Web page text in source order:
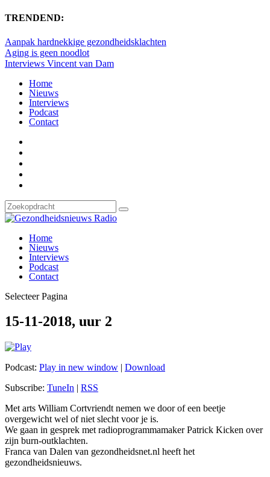
TRENDEND:
Aanpak hardnekkige gezondheidsklachten
Aging is geen noodlot
Interviews Vincent van Dam
Home
Nieuws
Interviews
Podcast
Contact
Home
Nieuws
Interviews
Podcast
Contact
Selecteer Pagina
15-11-2018, uur 2
Podcast: Play in new window | Download
Subscribe: TuneIn | RSS
Met arts William Cortvriendt nemen we door of een beetje
overgewicht wel of niet slecht voor je is.
We gaan in gesprek met radioprogrammamaker Patrick Kicken over
zijn burn-outklachten.
Franca van Dalen van gezondheidsnet.nl heeft het
gezondheidsnieuws.